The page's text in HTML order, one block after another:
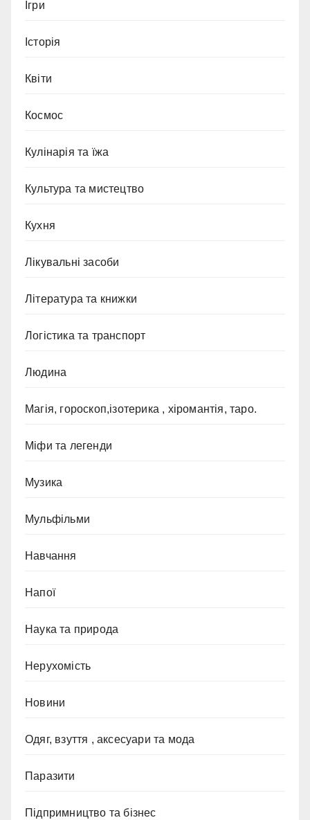
Ігри
Історія
Квіти
Космос
Кулінарія та їжа
Культура та мистецтво
Кухня
Лікувальні засоби
Література та книжки
Логістика та транспорт
Людина
Магія, гороскоп,ізотерика , хіромантія, таро.
Міфи та легенди
Музика
Мульфільми
Навчання
Напої
Наука та природа
Нерухомість
Новини
Одяг, взуття , аксесуари та мода
Паразити
Підпримництво та бізнес